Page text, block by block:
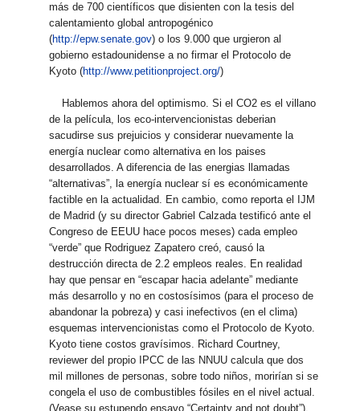
más de 700 científicos que disienten con la tesis del
calentamiento global antropogénico
(http://epw.senate.gov) o los 9.000 que urgieron al
gobierno estadounidense a no firmar el Protocolo de
Kyoto (http://www.petitionproject.org/)
Hablemos ahora del optimismo. Si el CO2 es el villano
de la película, los eco-intervencionistas deberian
sacudirse sus prejuicios y considerar nuevamente la
energía nuclear como alternativa en los paises
desarrollados. A diferencia de las energias llamadas
“alternativas”, la energía nuclear sí es económicamente
factible en la actualidad. En cambio, como reporta el IJM
de Madrid (y su director Gabriel Calzada testificó ante el
Congreso de EEUU hace pocos meses) cada empleo
“verde” que Rodriguez Zapatero creó, causó la
destrucción directa de 2.2 empleos reales. En realidad
hay que pensar en “escapar hacia adelante” mediante
más desarrollo y no en costosísimos (para el proceso de
abandonar la pobreza) y casi inefectivos (en el clima)
esquemas intervencionistas como el Protocolo de Kyoto.
Kyoto tiene costos gravísimos. Richard Courtney,
reviewer del propio IPCC de las NNUU calcula que dos
mil millones de personas, sobre todo niños, morirían si se
congela el uso de combustibles fósiles en el nivel actual.
(Vease su estupendo ensayo “Certainty and not doubt”).